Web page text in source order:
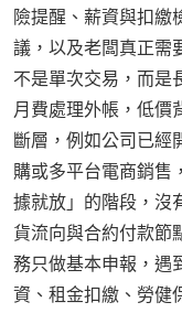
險提醒、薪資與扣繳
議，以及老闆真正需
不是單次交易，而是
月費處理外帳，低價
斷層，例如公司已經
購或多平台電商銷售
據就放」的階段，沒
貨流向與合約付款節
務只做基本申報，遇
資、租金扣繳、勞健